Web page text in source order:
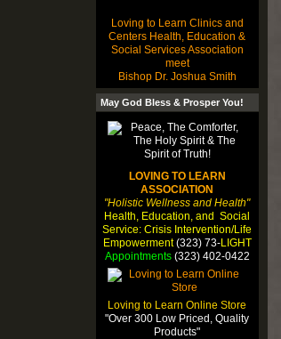
Loving to Learn Clinics and
Centers Health, Education &
Social Services Association
meet
Bishop Dr. Joshua Smith
May God Bless & Prosper You!
LOVING TO LEARN
ASSOCIATION
"Holistic Wellness and Health"
Health, Education, and Social
Service: Crisis Intervention/Life
Empowerment(323) 73-LIGHT
Appointments(323) 402-0422
Loving to Learn Online Store
"Over 300 Low Priced, Quality
Products"